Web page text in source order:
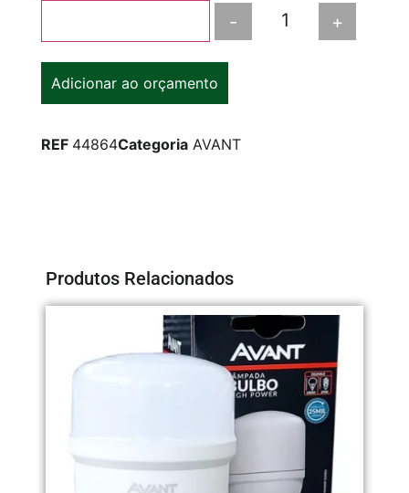
- +
Adicionar ao orçamento
REF 44864Categoria AVANT
Produtos Relacionados